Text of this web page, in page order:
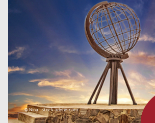
© Nina - stock.adobe.com